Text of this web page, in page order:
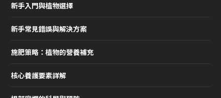
新手入門與植物選擇
新手常見錯誤與解決方案
施肥策略：植物的營養補充
核心養護要素詳解